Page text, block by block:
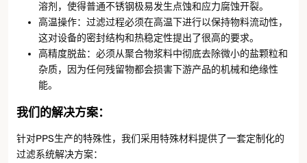
溶剂，使得普通不锈钢极易发生点蚀和应力腐蚀开裂。
高温操作：过滤过程必须在高温下进行以保持物料流动性，
这对设备的密封结构和热稳定性提出了很高的要求。
高精度脱盐：必须从聚合物浆料中彻底去除微小的盐颗粒和
杂质，因为任何残留物都会损害下游产品的机械和绝缘性
能。
我们的解决方案：
针对PPS生产的特殊性，我们采用特殊材料提供了一套定制化的
过滤系统解决方案：